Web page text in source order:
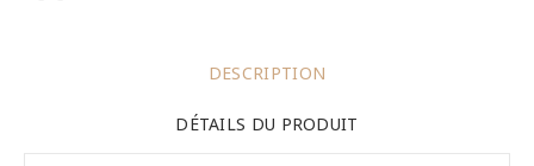
DESCRIPTION
DÉTAILS DU PRODUIT